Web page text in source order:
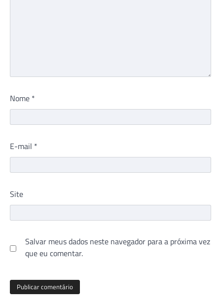
Nome *
E-mail *
Site
Salvar meus dados neste navegador para a próxima vez
que eu comentar.